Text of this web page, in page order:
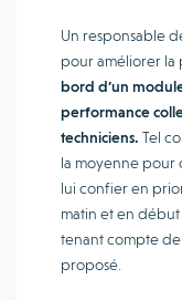
Un responsable
pour améliorer la
bord d’un
performance
techniciens. Tel
la moyenne pour
lui confier en
matin et en
tenant compte
proposé.